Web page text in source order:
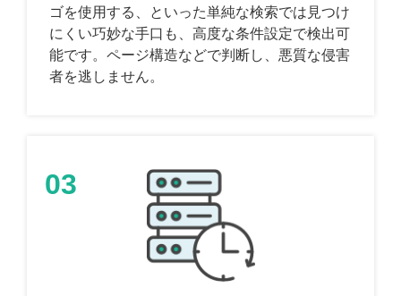
ゴを使用する、といった単純な検索では見つけ
にくい巧妙な手口も、高度な条件設定で検出可
能です。ページ構造などで判断し、悪質な侵害
者を逃しません。
03